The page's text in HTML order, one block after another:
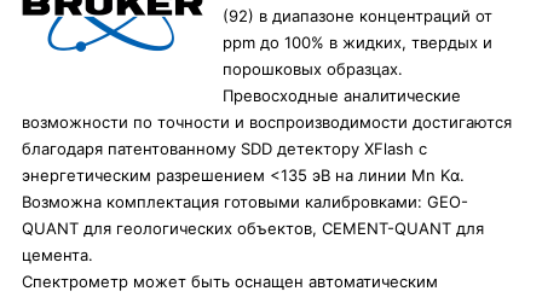
(92) в диапазоне концентраций от
ppm до 100% в жидких, твердых и
порошковых образцах.
Превосходные аналитические
возможности по точности и воспроизводимости достигаются
благодаря патентованному SDD детектору XFlash с
энергетическим разрешением <135 эВ на линии Mn Kα.
Возможна комплектация готовыми калибровками: GEO-
QUANT для геологических объектов, CEMENT-QUANT для
цемента.
Спектрометр может быть оснащен автоматическим